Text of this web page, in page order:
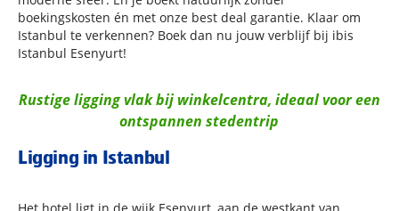
boekingskosten én met onze best deal garantie. Klaar om
Istanbul te verkennen? Boek dan nu jouw verblijf bij ibis
Istanbul Esenyurt!
Rustige ligging vlak bij winkelcentra, ideaal voor een
ontspannen stedentrip
Ligging in Istanbul